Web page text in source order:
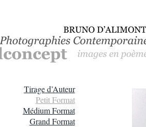
Tirage d’Auteur
Petit Format
Médium Format
Grand Format